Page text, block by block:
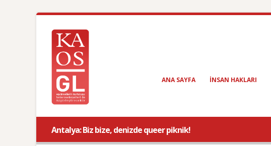
ANA SAYFA INSAN HAKLARI
Antalya: Biz bize, denizde queer piknik!